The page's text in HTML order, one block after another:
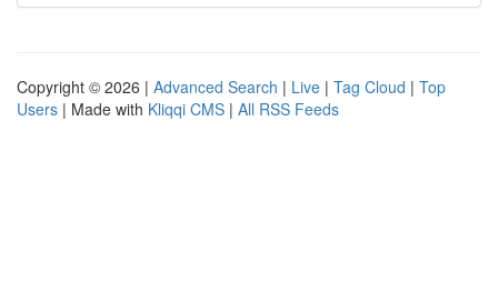
Copyright © 2026 | Advanced Search | Live | Tag Cloud | Top
Users | Made with Kliqqi CMS | All RSS Feeds